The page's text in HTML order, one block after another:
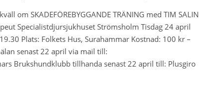
om SKADEFÖREBYGGANDE TRÄNING med TIM SALIN
Specialistdjursjukhuset Strömsholm Tisdag 24 april
Plats: Folkets Hus, Surahammar Kostnad: 100 kr –
senast 22 april via mail till:
Brukshundklubb tillhanda senast 22 april till: Plusgiro